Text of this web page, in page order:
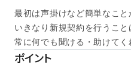
最初は声掛けなど簡単なこ
いきなり新規契約を行うこと
常に何でも聞ける・助けてく
ポイント